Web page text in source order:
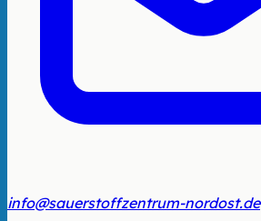
info@sauerstoffzentrum-nordost.de